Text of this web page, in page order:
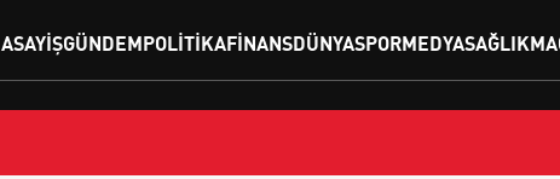
ASAYIŞGÜNDEMPOLITIKAFINANSDÜNYASPORMEDYASAĞLIK